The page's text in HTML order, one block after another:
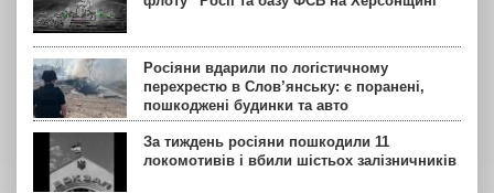
Росіяни вдарили по логістичному
перехрестю в Слов’янську: є поранені,
пошкоджені будинки та авто
За тиждень росіяни пошкодили 11
локомотивів і вбили шістьох залізничників